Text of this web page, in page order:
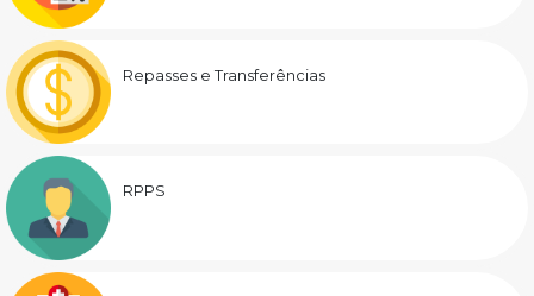
Repasses e Transferências
RPPS